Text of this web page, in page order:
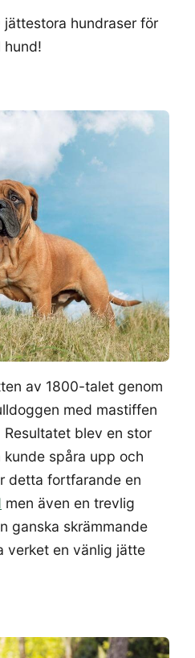
hundraser för
hund!
av 1800-talet genom
med mastiffen
blev en stor
spåra upp och
detta fortfarande en
men även en trevlig
ganska skrämmande
verket en vänlig jätte